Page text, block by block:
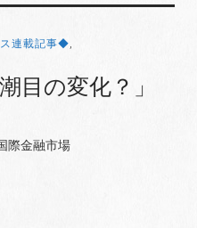
連載記事◆
目の変化？」
際金融市場